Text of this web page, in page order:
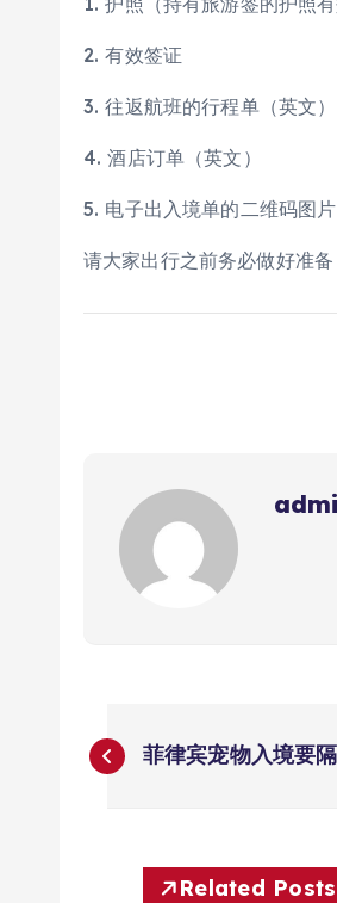
2. 有效签证
3. 往返航班的行程单（英文）
4. 酒店订单（英文）
5. 电子出入境单的二维码图片
请大家出行之前务必做好准
文
菲律宾宠物入境要
Related Posts